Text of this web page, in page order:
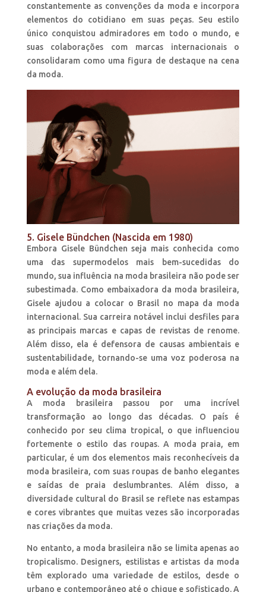
constantemente as convenções da moda e incorpora
elementos do cotidiano em suas peças. Seu estilo
único conquistou admiradores em todo o mundo, e
suas colaborações com marcas internacionais o
consolidaram como uma figura de destaque na cena
da moda.
5. Gisele Bündchen (Nascida em 1980)
Embora Gisele Bündchen seja mais conhecida como
uma das supermodelos mais bem-sucedidas do
mundo, sua influência na moda brasileira não pode ser
subestimada. Como embaixadora da moda brasileira,
Gisele ajudou a colocar o Brasil no mapa da moda
internacional. Sua carreira notável inclui desfiles para
as principais marcas e capas de revistas de renome.
Além disso, ela é defensora de causas ambientais e
sustentabilidade, tornando-se uma voz poderosa na
moda e além dela.
A evolução da moda brasileira
A moda brasileira passou por uma incrível
transformação ao longo das décadas. O país é
conhecido por seu clima tropical, o que influenciou
fortemente o estilo das roupas. A moda praia, em
particular, é um dos elementos mais reconhecíveis da
moda brasileira, com suas roupas de banho elegantes
e saídas de praia deslumbrantes. Além disso, a
diversidade cultural do Brasil se reflete nas estampas
e cores vibrantes que muitas vezes são incorporadas
nas criações da moda.
No entanto, a moda brasileira não se limita apenas ao
tropicalismo. Designers, estilistas e artistas da moda
têm explorado uma variedade de estilos, desde o
urbano e contemporâneo até o chique e sofisticado. A